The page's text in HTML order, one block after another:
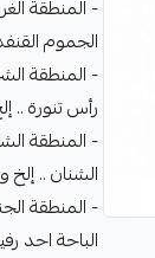
- المنطقة
الجموم
- المنطقة
رأس تنورة ..
- المنطقة
الشنان .. إلخ
- المنطقة
الباحة احد